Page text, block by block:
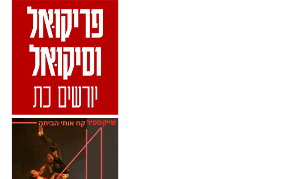
שבע
הפסטיבל הבינלאומי למחול
סולו בירושלים 2022-אירועים
הצגות ילדים
הרמת מסך
התיבה
יוצרים צעירים
ימי הפלמנקו
ימי הפלמנקו 2015-אירועי ימי
הפלמנקו
ימי הפלמנקו 2015-המופע
יסמין גודר